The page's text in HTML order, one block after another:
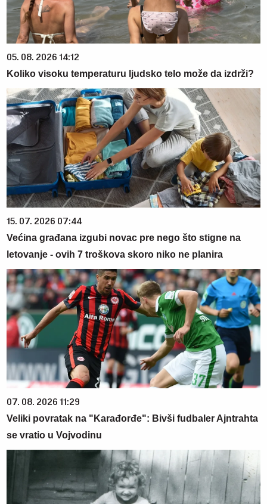
05. 08. 2026 14:12
Koliko visoku temperaturu ljudsko telo može da izdrži?
15. 07. 2026 07:44
Većina građana izgubi novac pre nego što stigne na
letovanje - ovih 7 troškova skoro niko ne planira
07. 08. 2026 11:29
Veliki povratak na "Karađorđe": Bivši fudbaler Ajntrahta
se vratio u Vojvodinu